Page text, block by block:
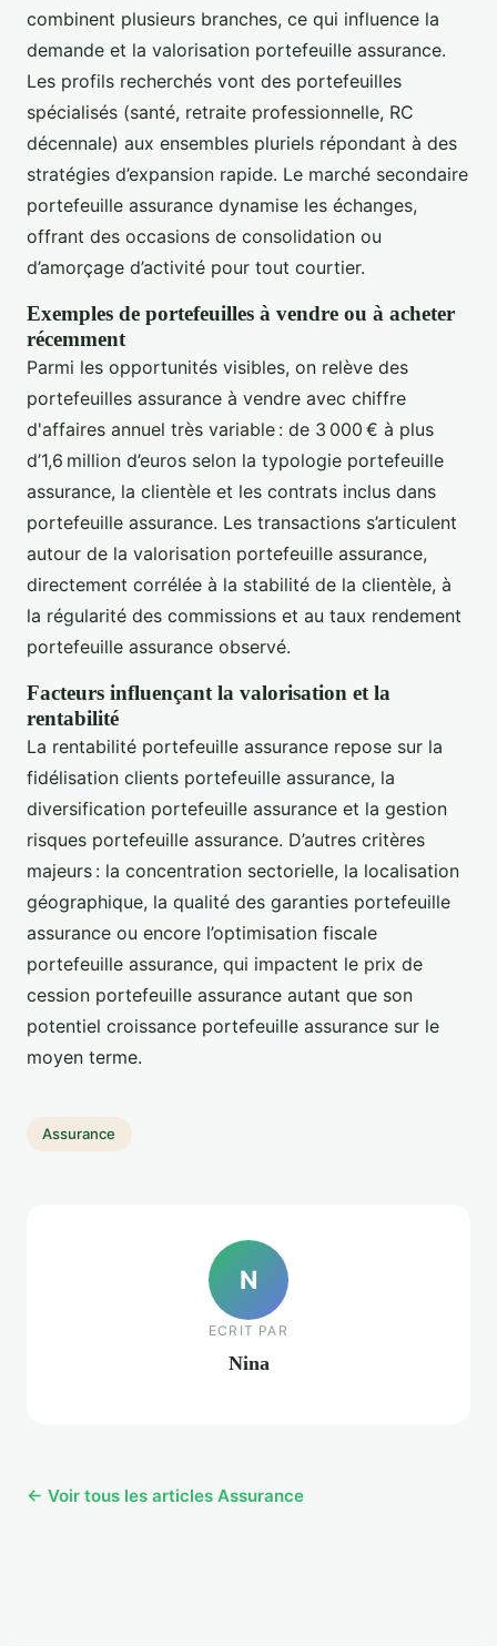
combinent plusieurs branches, ce qui influence la
demande et la valorisation portefeuille assurance.
Les profils recherchés vont des portefeuilles
spécialisés (santé, retraite professionnelle, RC
décennale) aux ensembles pluriels répondant à des
stratégies d’expansion rapide. Le marché secondaire
portefeuille assurance dynamise les échanges,
offrant des occasions de consolidation ou
d’amorçage d’activité pour tout courtier.
Exemples de portefeuilles à vendre ou à acheter
récemment
Parmi les opportunités visibles, on relève des
portefeuilles assurance à vendre avec chiffre
d'affaires annuel très variable : de 3 000 € à plus
d’1,6 million d’euros selon la typologie portefeuille
assurance, la clientèle et les contrats inclus dans
portefeuille assurance. Les transactions s’articulent
autour de la valorisation portefeuille assurance,
directement corrélée à la stabilité de la clientèle, à
la régularité des commissions et au taux rendement
portefeuille assurance observé.
Facteurs influençant la valorisation et la
rentabilité
La rentabilité portefeuille assurance repose sur la
fidélisation clients portefeuille assurance, la
diversification portefeuille assurance et la gestion
risques portefeuille assurance. D’autres critères
majeurs : la concentration sectorielle, la localisation
géographique, la qualité des garanties portefeuille
assurance ou encore l’optimisation fiscale
portefeuille assurance, qui impactent le prix de
cession portefeuille assurance autant que son
potentiel croissance portefeuille assurance sur le
moyen terme.
Assurance
N
ECRIT PAR
Nina
← Voir tous les articles Assurance